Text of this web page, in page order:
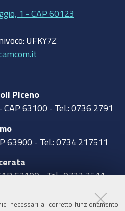
necessari al corretto funzionamento
1 - CAP 60123
UFKY7Z
Piceno
63100 - Tel.: 0736 2791
63900 - Tel.: 0734 217511
62100 - Tel.: 0733 2511